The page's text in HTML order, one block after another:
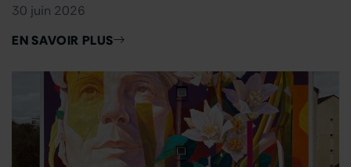
30 juin 2026
EN SAVOIR PLUS